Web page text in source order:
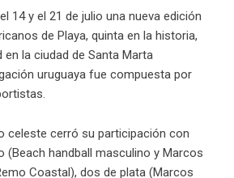
14 y el 21 de julio una nueva edición
de Playa, quinta en la historia,
la ciudad de Santa Marta
uruguaya fue compuesta por
celeste cerró su participación con
(Beach handball masculino y Marcos
Coastal), dos de plata (Marcos